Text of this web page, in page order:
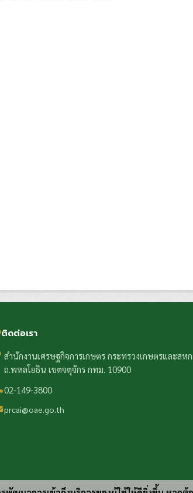
ติดต่อเรา
สำนักงานเศรษฐกิจการเกษตร กระทรวงเกษตรและสห
ถ.พหลโยธิน เขตจตุจักร กทม. 10900
02-149-3800
prcai@oae.go.th